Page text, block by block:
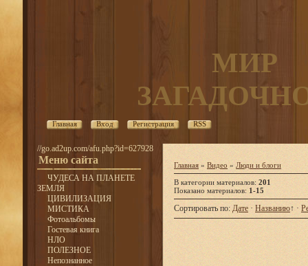
МИР
Главная Вход Регистрация RSS
//go.ad2up.com/afu.php?id=627928
Меню сайта
ЧУДЕСА НА ПЛАНЕТЕ
ЗЕМЛЯ
ЦИВИЛИЗАЦИЯ
МИСТИКА
Фотоальбомы
Гостевая книга
НЛО
ПОЛЕЗНОЕ
Непознанное
Главная » Видео » Люди и блоги
В категории материалов: 201
Показано материалов: 1-15
Сортировать по: Дате · Названию↑ ·